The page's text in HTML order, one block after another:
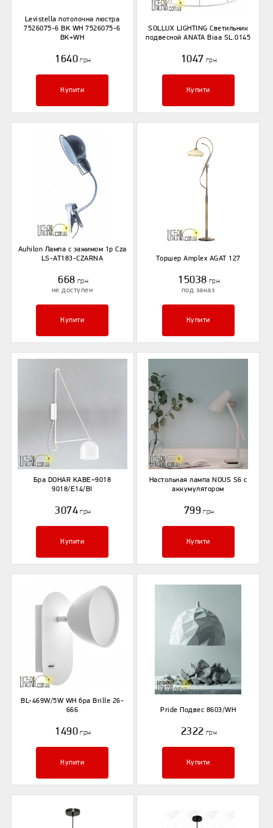
Levistella потолочна люстра
7526075-6 BK WH 7526075-6
BK+WH
1640 грн
Купити
SOLLUX LIGHTING Светильник
подвесной ANATA Biaa SL.0145
1047 грн
Купити
Auhilon Лампа с зажимом 1p Cza
LS-AT183-CZARNA
668 грн
не доступен
Купити
Торшер Amplex AGAT 127
15038 грн
под заказ
Купити
Бра DOHAR KABE–9018
9018/E14/BI
3074 грн
Купити
Настольная лампа NOUS S6 с
аккумулятором
799 грн
Купити
BL-469W/5W WH бра Brille 26-
666
1490 грн
Купити
Pride Подвес 8603/WH
2322 грн
Купити